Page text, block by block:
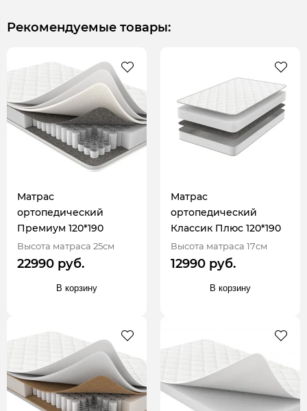
Рекомендуемые товары:
Матрас
ортопедический
Премиум 120*190
Высота матраса 25см
22990 руб.
В корзину
Матрас
ортопедический
Классик Плюс 120*190
Высота матраса 17см
12990 руб.
В корзину